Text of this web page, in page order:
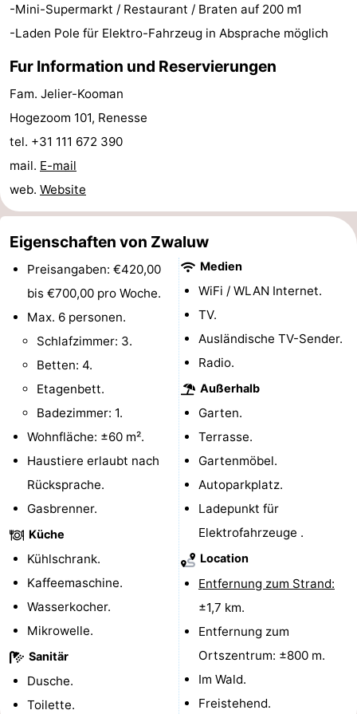
Haamstede
Frühstück)
Strand
Sehen
tun
Museen
-
Kirchen
-
Mühlen
-
Aussichtspunkte
Attraktionen
Rundfahrten
Spielplätze
Indoor-
Spielplätze
Bowling
Zentren
Dörfer
Städte
Führungen
Sport
-
-Mini-Supermarkt / Restaurant / Braten auf 200 m1
-Laden Pole für Elektro-Fahrzeug in Absprache möglich
Fur Information und Reservierungen
Fam. Jelier-Kooman
Hogezoom 101, Renesse
tel. +31 111 672 390
mail. E-mail
web. Website
Eigenschaften von Zwaluw
Preisangaben: €420,00
bis €700,00 pro Woche.
Max. 6 personen.
Schlafzimmer: 3.
Betten: 4.
Etagenbett.
Badezimmer: 1.
Wohnfläche: ±60 m².
Haustiere erlaubt nach
Rücksprache.
Gasbrenner.
Küche
Kühlschrank.
Kaffeemaschine.
Wasserkocher.
Mikrowelle.
Sanitär
Dusche.
Toilette.
Medien
WiFi / WLAN Internet.
TV.
Ausländische TV-Sender.
Radio.
Außerhalb
Garten.
Terrasse.
Gartenmöbel.
Autoparkplatz.
Ladepunkt für
Elektrofahrzeuge .
Location
Entfernung zum Strand:
±1,7 km.
Entfernung zum
Ortszentrum: ±800 m.
Im Wald.
Freistehend.